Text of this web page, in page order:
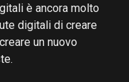
è ancora molto
digitali di creare
un nuovo